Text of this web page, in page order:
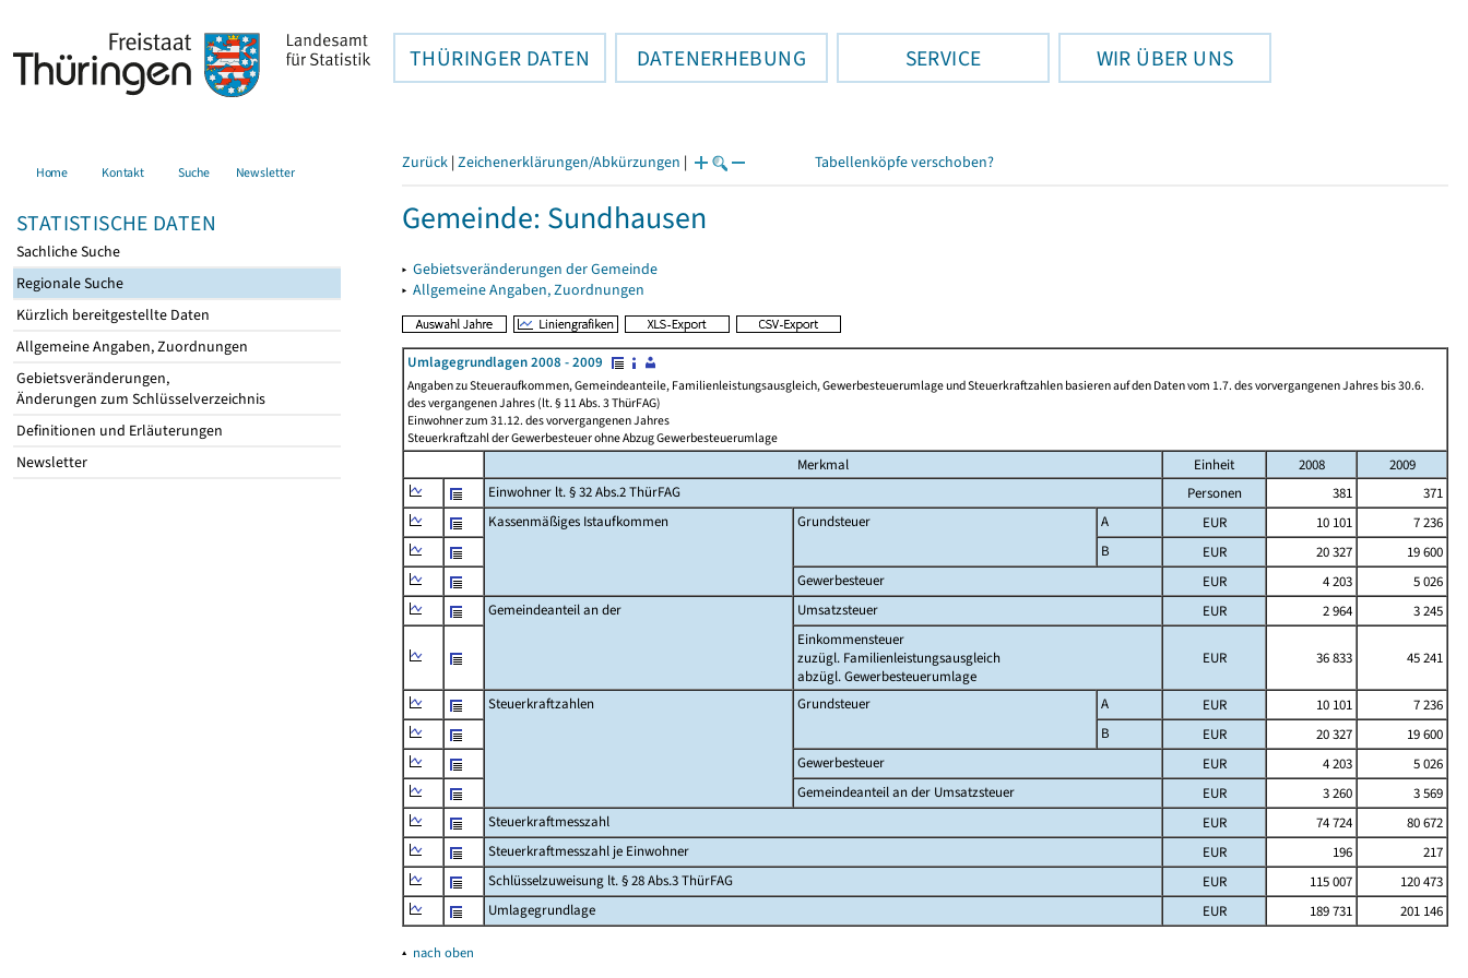
THÜRINGER DATEN DATENERHEBUNG SERVICE WIR ÜBER UNS
Home Kontakt Suche Newsletter
STATISTISCHE DATEN
Sachliche Suche
Regionale Suche
Kürzlich bereitgestellte Daten
Allgemeine Angaben, Zuordnungen
Gebietsveränderungen,
Änderungen zum Schlüsselverzeichnis
Definitionen und Erläuterungen
Newsletter
Zurück | Zeichenerklärungen/Abkürzungen | Tabellenköpfe verschoben?
Gemeinde: Sundhausen
▸ Gebietsveränderungen der Gemeinde
▸ Allgemeine Angaben, Zuordnungen
Umlagegrundlagen 2008 - 2009
Angaben zu Steueraufkommen, Gemeindeanteile, Familienleistungsausgleich, Gewerbesteuerumlage und Steuerkraftzahlen basieren auf den Daten vom 1.7. des vorvergangenen Jahres bis 30.6.
des vergangenen Jahres (lt. § 11 Abs. 3 ThürFAG)
Einwohner zum 31.12. des vorvergangenen Jahres
Steuerkraftzahl der Gewerbesteuer ohne Abzug Gewerbesteuerumlage
Merkmal Einheit 2008
2009
Einwohner lt. § 32 Abs.2 ThürFAG
Personen 381
371
Kassenmäßiges Istaufkommen
Grundsteuer A EUR 10 101
7 236
B
EUR 20 327
19 600
Gewerbesteuer
EUR 4 203
5 026
Gemeindeanteil an der
Umsatzsteuer EUR 2 964
3 245
Einkommensteuer
zuzügl. Familienleistungsausgleich
abzügl. Gewerbesteuerumlage
EUR 36 833 45 241
Steuerkraftzahlen Grundsteuer A EUR 10 101
7 236
B
EUR 20 327
19 600
Gewerbesteuer
EUR 4 203
5 026
Gemeindeanteil an der Umsatzsteuer
EUR 3 260
3 569
Steuerkraftmesszahl
EUR 74 724
80 672
Steuerkraftmesszahl je Einwohner
EUR 196
217
Schlüsselzuweisung lt. § 28 Abs.3 ThürFAG
EUR 115 007
120 473
Umlagegrundlage
EUR 189 731 201 146
▴ nach oben